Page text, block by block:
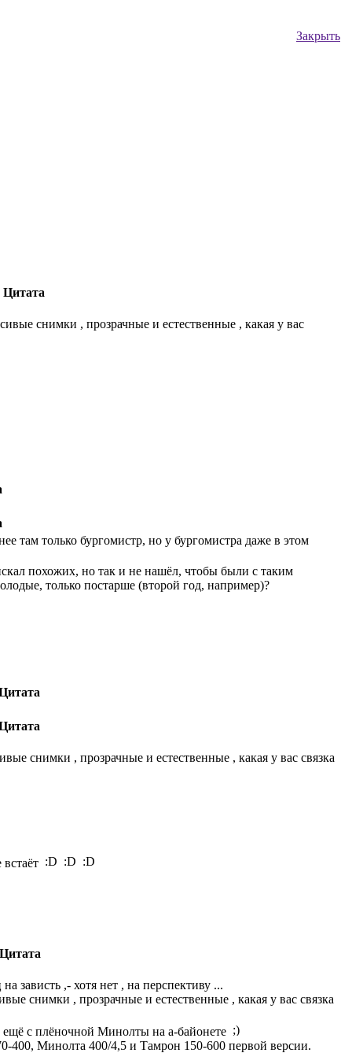
Закрыть
Цитата
снимки , прозрачные и естественные , какая у вас
там только бургомистр, но у бургомистра даже в этом
похожих, но так и не нашёл, чтобы были с таким
только постарше (второй год, например)?
снимки , прозрачные и естественные , какая у вас связка
Цитата
зависть ,- хотя нет , на перспективу ...
снимки , прозрачные и естественные , какая у вас связка
с плёночной Минолты на а-байонете
400, Минолта 400/4,5 и Тамрон 150-600 первой версии.